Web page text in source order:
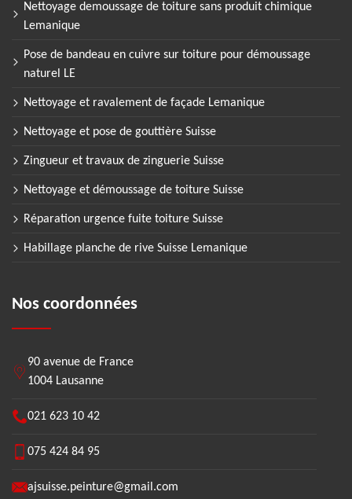
Nettoyage demoussage de toiture sans produit chimique
Lemanique
Pose de bandeau en cuivre sur toiture pour démoussage
naturel LE
Nettoyage et ravalement de façade Lemanique
Nettoyage et pose de gouttière Suisse
Zingueur et travaux de zinguerie Suisse
Nettoyage et démoussage de toiture Suisse
Réparation urgence fuite toiture Suisse
Habillage planche de rive Suisse Lemanique
Nos coordonnées
90 avenue de France
1004 Lausanne
021 623 10 42
075 424 84 95
ajsuisse.peinture@gmail.com